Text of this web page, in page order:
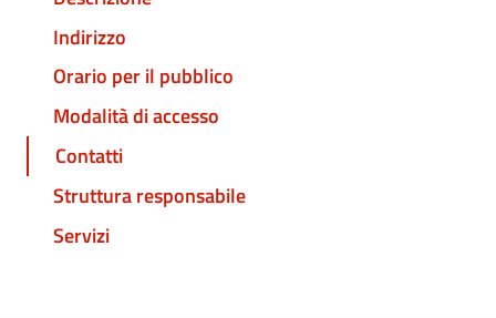
Indirizzo
Orario per il pubblico
Modalità di accesso
Contatti
Struttura responsabile
Servizi